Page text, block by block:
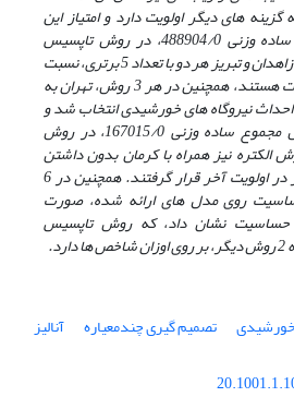
هر 3 روش به گزینه ­های دیگر اولویت دارد و امتیاز این
گزینه، در روش مجموع ساده وزنی 488904/0، در روش تاپسیس
8485/0 و در روش الکتره، زاهدان و تبریز هر دو با تعداد 5 برتری، نسبت
به سایر گزینه ­ها در اولویت هستند، همچنین در هر 3 روش، تهران به
احداث نیروگاه­ های خورشیدی انتخاب شد و
امتیاز این گزینه در روش مجموع ساده وزنی 167015/0، در روش
0 و در روش الکتره نیز همراه با کرمان بدون داشتن
برتری به گزینه ­های دیگر در اولویت آخر قرار گرفتند. همچنین در 6
روی مدل ­های ارائه شده، صورت
حساسیت نشان داد، که روش تاپسیس
خورشیدی تصمیم گیری چندمعیاره آنالیز